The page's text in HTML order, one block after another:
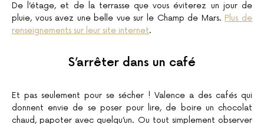
De l’étage, et de la terrasse que vous éviterez un jour de
pluie, vous avez une belle vue sur le Champ de Mars. Plus de
renseignements sur leur site internet.
S’arrêter dans un café
Et pas seulement pour se sécher ! Valence a des cafés qui
donnent envie de se poser pour lire, de boire un chocolat
chaud, papoter avec quelqu’un. Ou tout simplement observer